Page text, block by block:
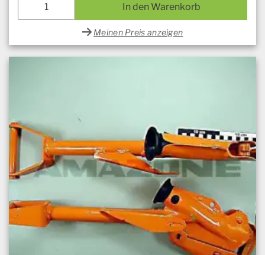
In den Warenkorb
Meinen Preis anzeigen